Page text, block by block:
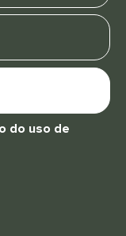
do uso de